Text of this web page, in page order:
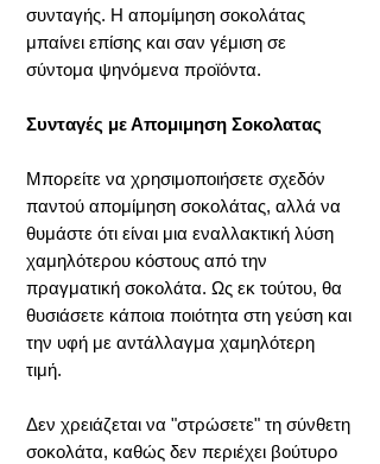
συνταγής. Η απομίμηση σοκολάτας
μπαίνει επίσης και σαν γέμιση σε
σύντομα ψηνόμενα προϊόντα.
Συνταγές με Απομιμηση Σοκολατας
Μπορείτε να χρησιμοποιήσετε σχεδόν
παντού απομίμηση σοκολάτας, αλλά να
θυμάστε ότι είναι μια εναλλακτική λύση
χαμηλότερου κόστους από την
πραγματική σοκολάτα. Ως εκ τούτου, θα
θυσιάσετε κάποια ποιότητα στη γεύση και
την υφή με αντάλλαγμα χαμηλότερη
τιμή.
Δεν χρειάζεται να "στρώσετε" τη σύνθετη
σοκολάτα, καθώς δεν περιέχει βούτυρο